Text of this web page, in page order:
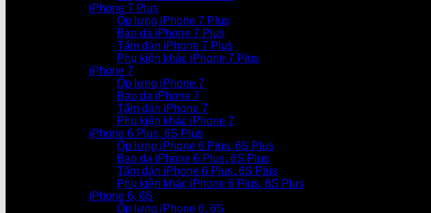
iPhone 7 Plus
Ốp lưng iPhone 7 Plus
Bao da iPhone 7 Plus
Tấm dán iPhone 7 Plus
Phụ kiện khác iPhone 7 Plus
iPhone 7
Ốp lưng iPhone 7
Bao da iPhone 7
Tấm dán iPhone 7
Phụ kiện khác iPhone 7
iPhone 6 Plus, 6S Plus
Ốp lưng iPhone 6 Plus, 6S Plus
Bao da iPhone 6 Plus, 6S Plus
Tấm dán iPhone 6 Plus, 6S Plus
Phụ kiện khác iPhone 6 Plus, 6S Plus
iPhone 6, 6S
Ốp lưng iPhone 6, 6S